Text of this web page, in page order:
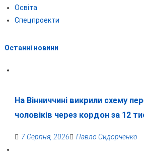
Освіта
Спецпроекти
Останні новини
На Вінниччині викрили схему
чоловіків через кордон за 12
7 Серпня, 2026 Павло Сидорченко